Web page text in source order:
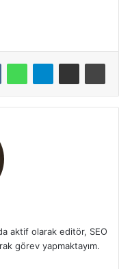
aktif olarak editör, SEO
görev yapmaktayım.